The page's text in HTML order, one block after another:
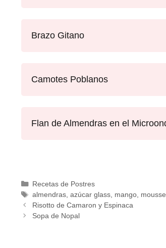
Brazo Gitano
Camotes Poblanos
Flan de Almendras en el
Recetas de Postres
almendras, azúcar glass, mango,
Risotto de Camaron y Espinaca
Sopa de Nopal